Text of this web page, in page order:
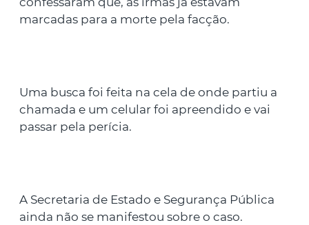
marcadas para a morte pela facção.
Uma busca foi feita na cela de onde partiu a
chamada e um celular foi apreendido e vai
passar pela perícia.
A Secretaria de Estado e Segurança Pública
ainda não se manifestou sobre o caso.